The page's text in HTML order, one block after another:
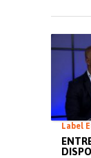
Label